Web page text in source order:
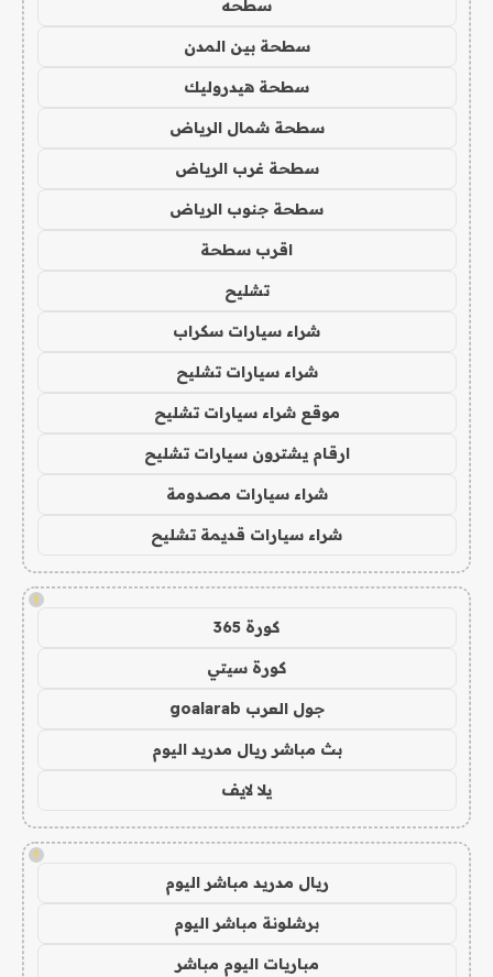
سطحه
سطحة بين المدن
سطحة هيدروليك
سطحة شمال الرياض
سطحة غرب الرياض
سطحة جنوب الرياض
اقرب سطحة
تشليح
شراء سيارات سكراب
شراء سيارات تشليح
موقع شراء سيارات تشليح
ارقام يشترون سيارات تشليح
شراء سيارات مصدومة
شراء سيارات قديمة تشليح
!
كورة 365
كورة سيتي
جول العرب goalarab
بث مباشر ريال مدريد اليوم
يلا لايف
!
ريال مدريد مباشر اليوم
برشلونة مباشر اليوم
مباريات اليوم مباشر